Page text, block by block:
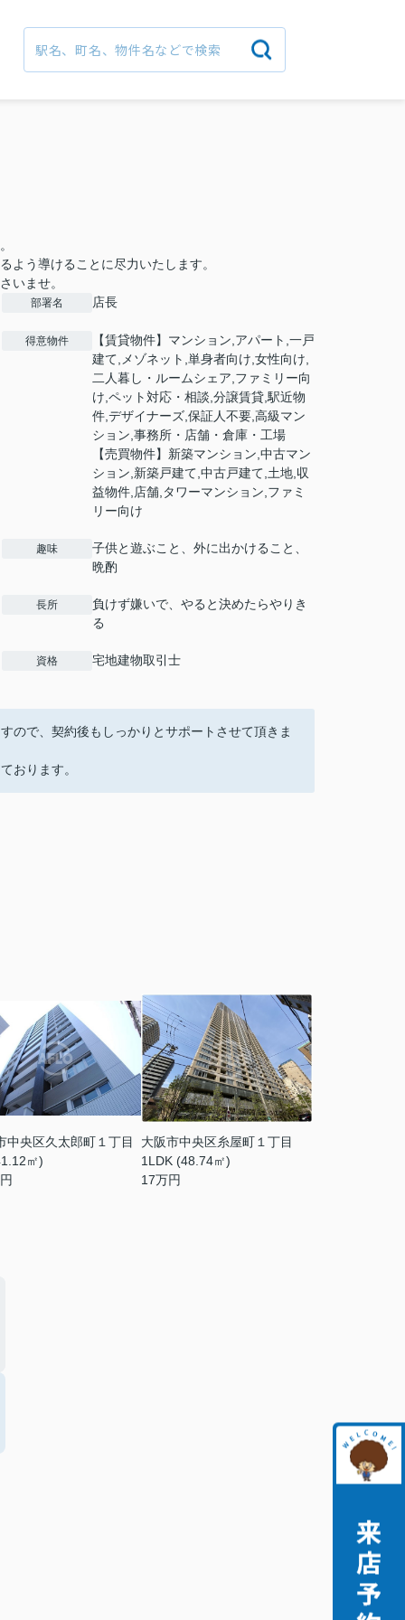
よう導けることに尽力いたします。
いませ。
部署名 店長
得意物件
【賃貸物件】マンション,アパート,一戸
建て,メゾネット,単身者向け,女性向け,
二人暮し・ルームシェア,ファミリー向
け,ペット対応・相談,分譲賃貸,駅近物
件,デザイナーズ,保証人不要,高級マン
ション,事務所・店舗・倉庫・工場
【売買物件】新築マンション,中古マン
ション,新築戸建て,中古戸建て,土地,収
益物件,店舗,タワーマンション,ファミ
リー向け
趣味
子供と遊ぶこと、外に出かけること、
晩酌
長所
負けず嫌いで、やると決めたらやりき
る
資格 宅地建物取引士
ので、契約後もしっかりとサポートさせて頂きま
おります。
中央区久太郎町１丁目
㎡)
大阪市中央区糸屋町１丁目
1LDK (48.74㎡)
17万円